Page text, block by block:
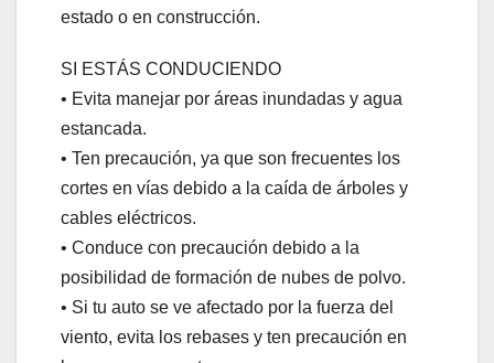
estado o en construcción.
SI ESTÁS CONDUCIENDO
•⁠ ⁠Evita manejar por áreas inundadas y agua
estancada.
•⁠ ⁠Ten precaución, ya que son frecuentes los
cortes en vías debido a la caída de árboles y
cables eléctricos.
•⁠ ⁠Conduce con precaución debido a la
posibilidad de formación de nubes de polvo.
•⁠ ⁠Si tu auto se ve afectado por la fuerza del
viento, evita los rebases y ten precaución en